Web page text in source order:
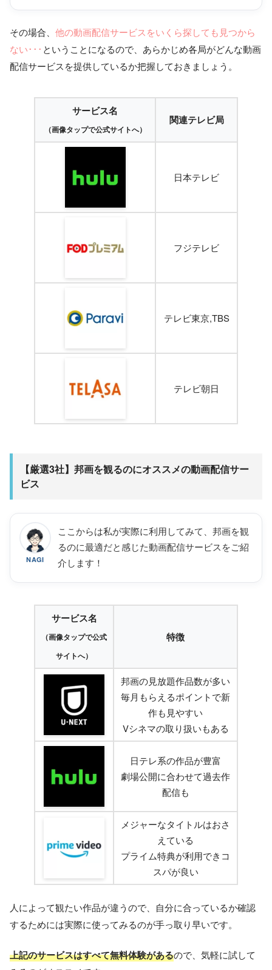
その場合、 他の動画配信サービスをいくら探しても見つから
ない･･･ ということになるので、あらかじめ各局がどんな動画
配信サービスを提供しているか把握しておきましょう。
サービス名
（画像タップで公式サイトへ）
関連テレビ局
日本テレビ
フジテレビ
テレビ東京,TBS
テレビ朝日
【厳選3社】邦画を観るのにオススメの動画配信サー
ビス
NAGI
ここからは私が実際に利用してみて、邦画を観
るのに最適だと感じた動画配信サービスをご紹
介します！
サービス名
（画像タップで公式
サイトへ）
特徴
邦画の見放題作品数が多い
毎月もらえるポイントで新
作も見やすい
Vシネマの取り扱いもある
日テレ系の作品が豊富
劇場公開に合わせて過去作
配信も
メジャーなタイトルはおさ
えている
プライム特典が利用できコ
スパが良い
人によって観たい作品が違うので、自分に合っているか確認
するためには実際に使ってみるのが手っ取り早いです。
上記のサービスはすべて無料体験があるので、気軽に試して